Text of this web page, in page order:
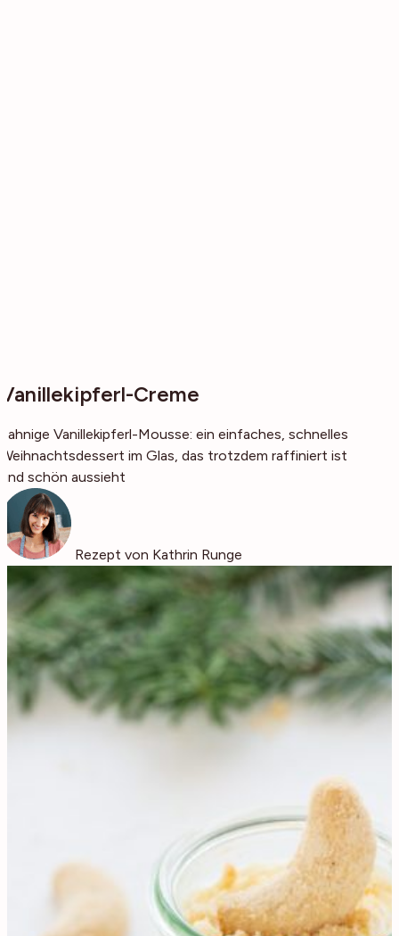
Vanillekipferl-Creme
Sahnige Vanillekipferl-Mousse: ein einfaches, schnelles
Weihnachtsdessert im Glas, das trotzdem raffiniert ist
und schön aussieht
Rezept von Kathrin Runge